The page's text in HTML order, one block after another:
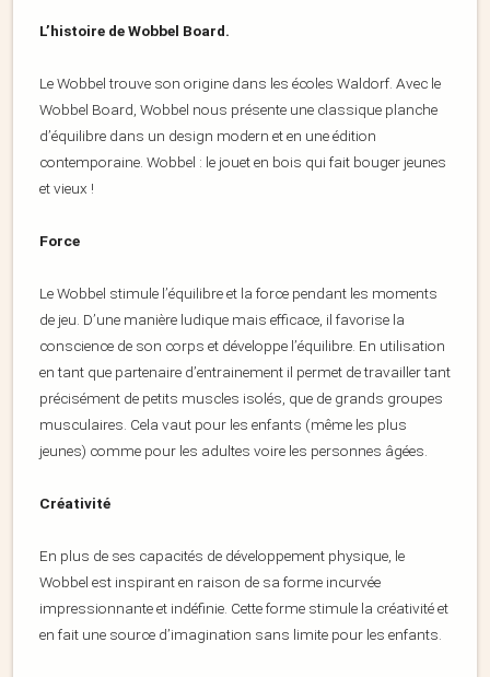
L’histoire de Wobbel Board.
Le Wobbel trouve son origine dans les écoles Waldorf. Avec le
Wobbel Board, Wobbel nous présente une classique planche
d’équilibre dans un design modern et en une édition
contemporaine. Wobbel : le jouet en bois qui fait bouger jeunes
et vieux !
Force
Le Wobbel stimule l’équilibre et la force pendant les moments
de jeu. D’une manière ludique mais efficace, il favorise la
conscience de son corps et développe l’équilibre. En utilisation
en tant que partenaire d’entrainement il permet de travailler tant
précisément de petits muscles isolés, que de grands groupes
musculaires. Cela vaut pour les enfants (même les plus
jeunes) comme pour les adultes voire les personnes âgées.
Créativité
En plus de ses capacités de développement physique, le
Wobbel est inspirant en raison de sa forme incurvée
impressionnante et indéfinie. Cette forme stimule la créativité et
en fait une source d’imagination sans limite pour les enfants.